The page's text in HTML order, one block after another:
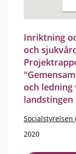
Inriktning
och
och
landstingen
Socialstyrelsen
2020